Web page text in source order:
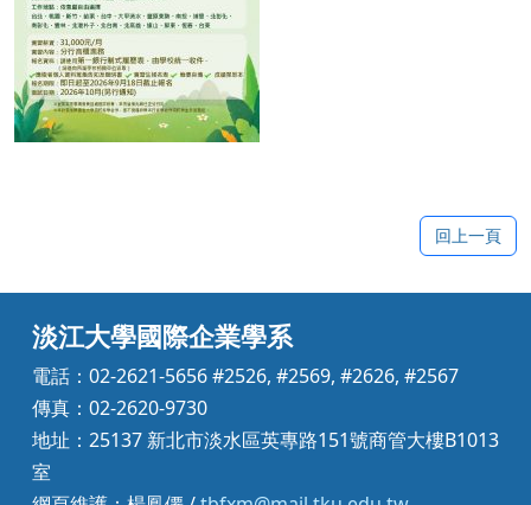
回上一頁
淡江大學國際企業學系
電話：02-2621-5656 #2526, #2569, #2626, #2567
傳真：02-2620-9730
地址：25137 新北市淡水區英專路151號商管大樓B1013
室